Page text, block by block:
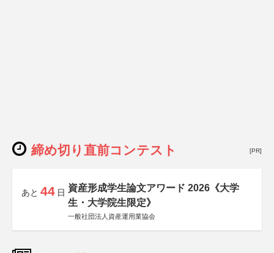
締め切り直前コンテスト [PR]
あと 44 日 資産形成学生論文アワード 2026《大学
生・大学院生限定》
一般社団法人資産運用業協会